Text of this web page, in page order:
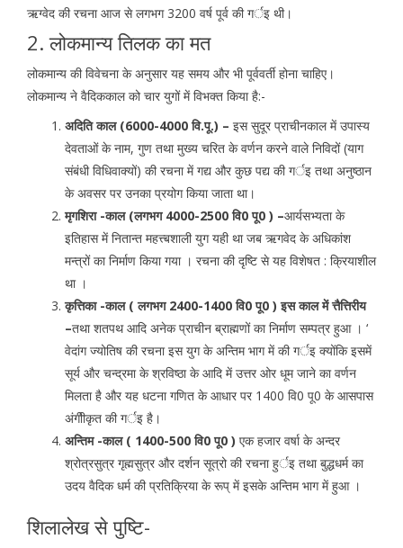
ऋग्वेद की रचना आज से लगभग 3200 वर्ष पूर्व की गर्इ थी।
2. लोकमान्य तिलक का मत
लोकमान्य की विवेचना के अनुसार यह समय और भी पूर्ववर्ती होना चाहिए।
लोकमान्य ने वैदिककाल को चार युगों में विभक्त किया है:-
अदिति काल (6000-4000 वि.पू.) – इस सुदूर प्राचीनकाल में उपास्य
देवताओं के नाम, गुण तथा मुख्य चरित के वर्णन करने वाले निविदों (याग
संबंधी विधिवाक्यों) की रचना में गद्य और कुछ पद्य की गर्इ तथा अनुष्ठान
के अवसर पर उनका प्रयोग किया जाता था।
मृगशिरा -काल (लगभग 4000-2500 वि0 पू0 ) –आर्यसभ्यता के
इतिहास में नितान्त महत्त्बशाली युग यही था जब ऋगवेद के अधिकांश
मन्त्रों का निर्माण किया गया । रचना की दृष्टि से यह विशेषत : क्रियाशील
था ।
कृत्तिका -काल ( लगभग 2400-1400 वि0 पू0 ) इस काल में त्तैत्तिरीय
–तथा शतपथ आदि अनेक प्राचीन ब्राह्मणों का निर्माण सम्पत्र हुआ । ‘
वेदांग ज्योतिष की रचना इस युग के अन्तिम भाग में की गर्इ क्योंकि इसमें
सूर्य और चन्द्रमा के श्रविष्ठा के आदि में उत्तर ओर धूम जाने का वर्णन
मिलता है और यह धटना गणित के आधार पर 1400 वि0 पू0 के आसपास
अंगीीकृत की गर्इ है।
अन्तिम -काल ( 1400-500 वि0 पू0 ) एक हजार वर्षा के अन्दर
श्रोत्रसुत्र गृह्मसुत्र और दर्शन सूत्रो की रचना हुर्इ तथा बुद्धधर्म का
उदय वैदिक धर्म की प्रतिक्रिया के रूप् में इसके अन्तिम भाग में हुआ ।
शिलालेख से पुष्टि-